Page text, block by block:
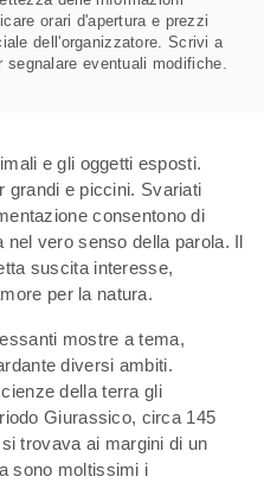
orari d'apertura e prezzi
dell'organizzatore. Scrivi a
eventuali modifiche.
e gli oggetti esposti.
grandi e piccini. Svariati
consentono di
vero senso della parola. Il
suscita interesse,
per la natura.
mostre a tema,
diversi ambiti.
della terra gli
Giurassico, circa 145
trovava ai margini di un
sono moltissimi i